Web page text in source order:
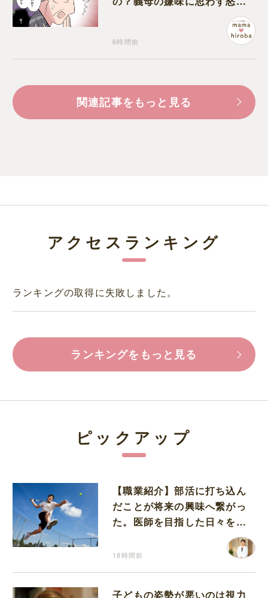
6時間前
関連記事をもっと見る
アクセスランキング
ランキングの取得に失敗しました。
ランキングをもっと見る
ピックアップ
【職業紹介】部活に打ち込ん
だことが将来の興味へ繋がっ
た。医師を目指した日々を振
18時間前
子どもの姿勢が悪いのは視力